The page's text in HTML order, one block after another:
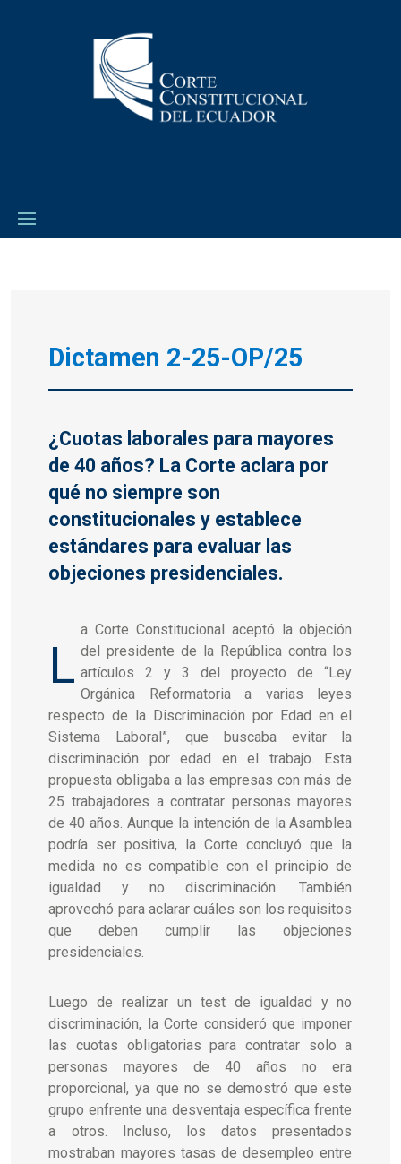
Dictamen 2-25-OP/25
¿Cuotas laborales para mayores
de 40 años? La Corte aclara por
qué no siempre son
constitucionales y establece
estándares para evaluar las
objeciones presidenciales.
L
a Corte Constitucional aceptó la objeción
del presidente de la República contra los
artículos 2 y 3 del proyecto de “Ley
Orgánica Reformatoria a varias leyes
respecto de la Discriminación por Edad en el
Sistema Laboral”, que buscaba evitar la
discriminación por edad en el trabajo. Esta
propuesta obligaba a las empresas con más de
25 trabajadores a contratar personas mayores
de 40 años. Aunque la intención de la Asamblea
podría ser positiva, la Corte concluyó que la
medida no es compatible con el principio de
igualdad y no discriminación. También
aprovechó para aclarar cuáles son los requisitos
que deben cumplir las objeciones
presidenciales.
Luego de realizar un test de igualdad y no
discriminación, la Corte consideró que imponer
las cuotas obligatorias para contratar solo a
personas mayores de 40 años no era
proporcional, ya que no se demostró que este
grupo enfrente una desventaja específica frente
a otros. Incluso, los datos presentados
mostraban mayores tasas de desempleo entre